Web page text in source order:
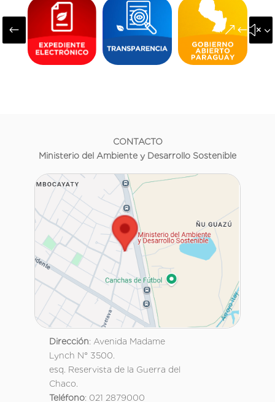
#
CONTACTO
Ministerio del Ambiente y Desarrollo Sostenible
Dirección: Avenida Madame
Lynch N° 3500.
esq. Reservista de la Guerra del
Chaco.
Teléfono: 021 2879000